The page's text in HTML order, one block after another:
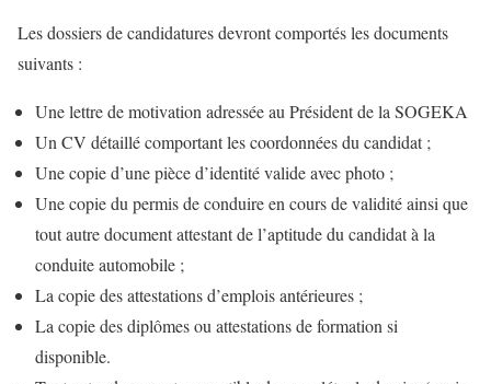
Les dossiers de candidatures devront comportés les documents
suivants :
Une lettre de motivation adressée au Président de la SOGEKA
Un CV détaillé comportant les coordonnées du candidat ;
Une copie d’une pièce d’identité valide avec photo ;
Une copie du permis de conduire en cours de validité ainsi que
tout autre document attestant de l’aptitude du candidat à la
conduite automobile ;
La copie des attestations d’emplois antérieures ;
La copie des diplômes ou attestations de formation si
disponible.